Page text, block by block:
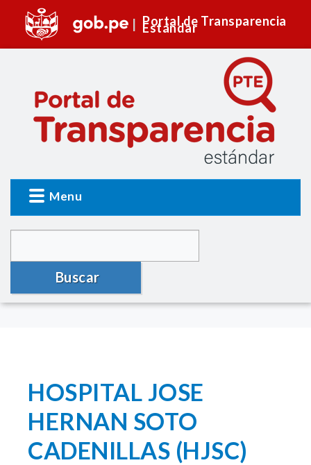
Portal de Transparencia
Estándar
Menu
Buscar
HOSPITAL JOSE
HERNAN SOTO
CADENILLAS (HJSC)